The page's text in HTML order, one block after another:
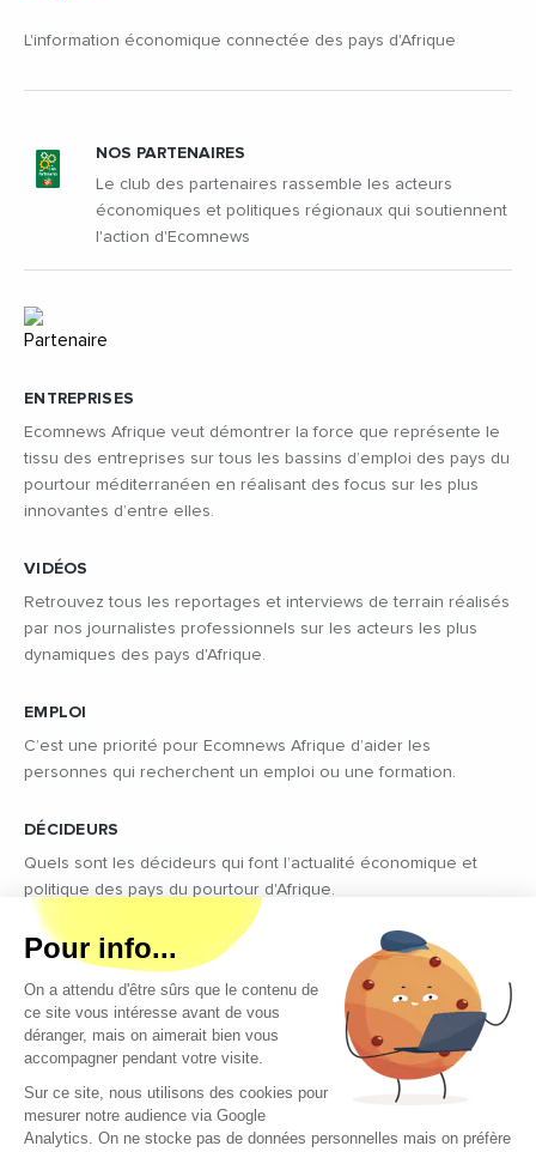
L'information économique connectée des pays d'Afrique
ENTREPRISES
Ecomnews Afrique veut démontrer la force que représente le
tissu des entreprises sur tous les bassins d’emploi des pays du
pourtour méditerranéen en réalisant des focus sur les plus
innovantes d’entre elles.
VIDÉOS
Retrouvez tous les reportages et interviews de terrain réalisés
par nos journalistes professionnels sur les acteurs les plus
dynamiques des pays d'Afrique.
EMPLOI
C’est une priorité pour Ecomnews Afrique d’aider les
personnes qui recherchent un emploi ou une formation.
DÉCIDEURS
Quels sont les décideurs qui font l’actualité économique et
politique des pays du pourtour d'Afrique.
NOS PARTENAIRES
Le club des partenaires rassemble les acteurs
économiques et politiques régionaux qui soutiennent
l'action d'Ecomnews
Copyright © 2026 - Tous droits réservés